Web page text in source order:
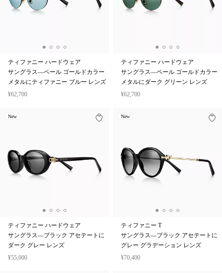
ティファニー ハードウェア
サングラス—ペール ゴールドカラー
メタルにティファニー ブルー レンズ
¥62,700
ティファニー ハードウェア
サングラス—ペール ゴールドカラー
メタルにダーク グリーン レンズ
¥62,700
ティファニー ハードウェア
サングラス—ブラック アセテートに
ダーク グレー レンズ
¥55,000
ティファニー T
サングラス—ブラック アセテートに
グレー グラデーション レンズ
¥70,400